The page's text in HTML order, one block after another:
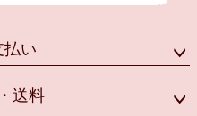
い
送料